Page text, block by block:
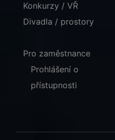
Konkurzy / VŘ
Divadla / prostory
Pro zaměstnance
Prohlášení o
přístupnosti